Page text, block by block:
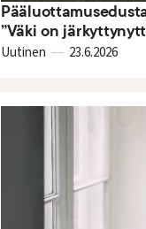
”Väki on
Uutinen 23.6.2026